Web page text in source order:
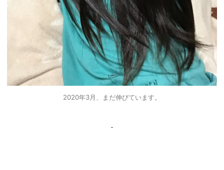
2020年3月、まだ伸びています。